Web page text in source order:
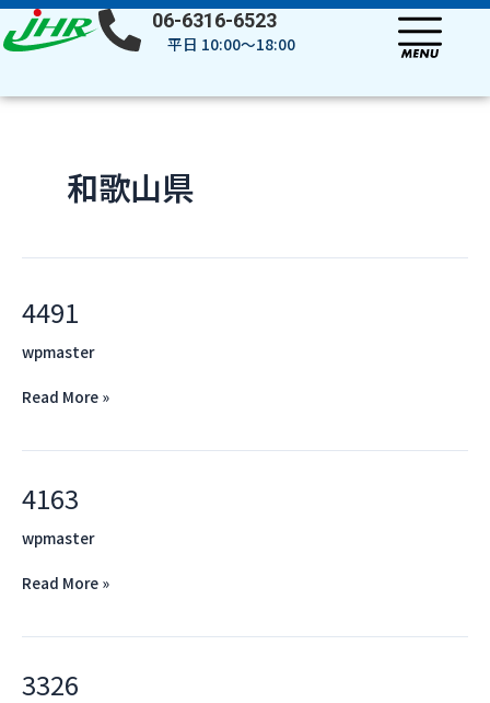
内
容
キ
06-6316-6523
平日 10:00～18:00
和歌山県
4491
wpmaster
4491
Read More »
4163
wpmaster
4163
Read More »
3326
3326
投
稿
ー